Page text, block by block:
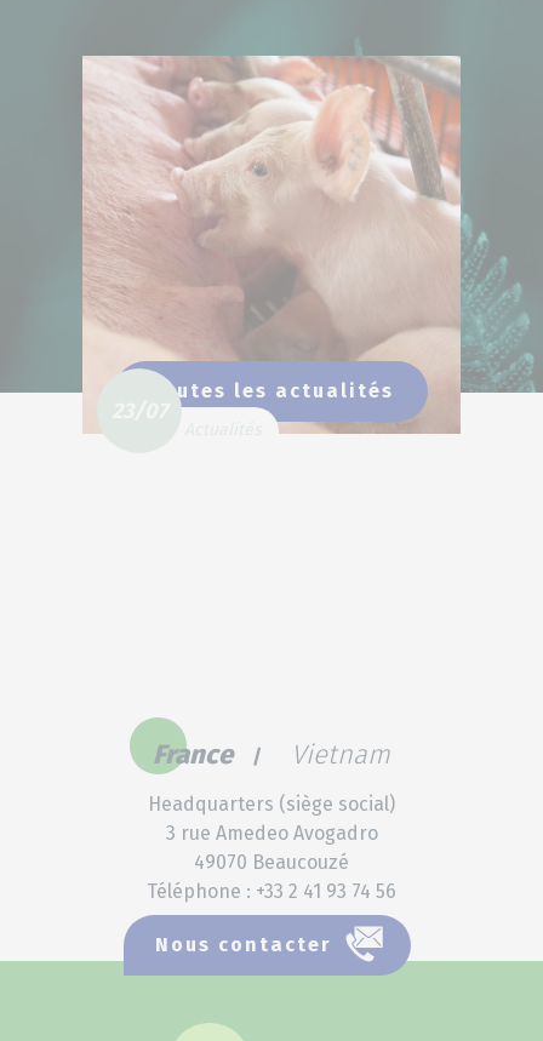
Toutes les actualités
France Vietnam
Headquarters (siège social)
3 rue Amedeo Avogadro
49070 Beaucouzé
Téléphone : +33 2 41 93 74 56
Nous contacter